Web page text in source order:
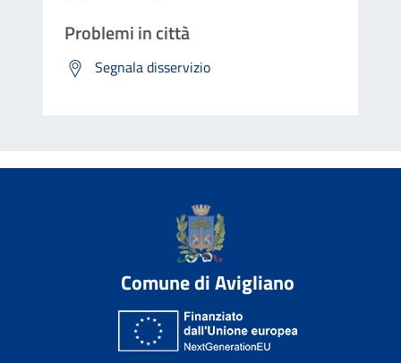
Problemi in città
Segnala disservizio
Comune di Avigliano